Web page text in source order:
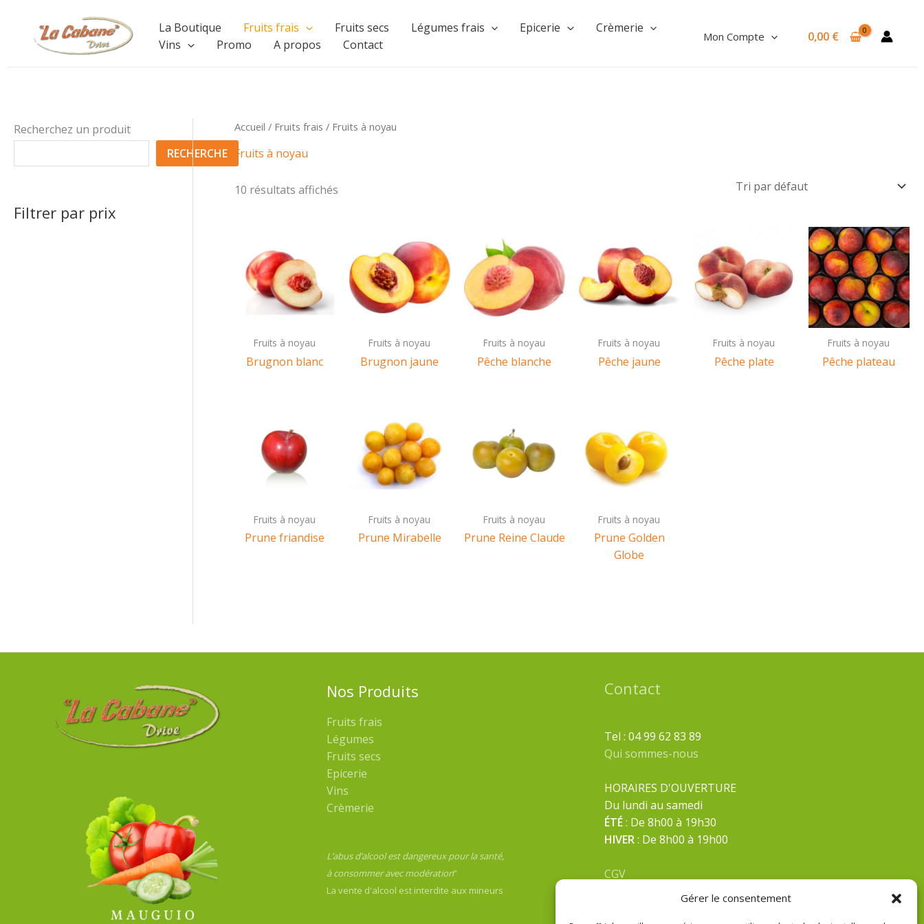
Gérer le consentement
contenu
La Boutique Fruits frais Fruits secs Légumes frais Epicerie
Crèmerie
Vins
Promo A propos Contact
Mon Compte 0,00 €
Recherchez un produit
RECHERCHE
Filtrer par prix
Accueil / Fruits frais / Fruits à noyau
Fruits à noyau
10 résultats affichés
Fruits à noyau
Brugnon blanc
Fruits à noyau
Brugnon jaune
Fruits à noyau
Pêche blanche
Fruits à noyau
Pêche jaune
Fruits à noyau
Pêche plate
Fruits à noyau
Pêche plateau
Fruits à noyau
Prune friandise
Fruits à noyau
Prune Mirabelle
Fruits à noyau
Prune Reine Claude
Fruits à noyau
Prune Golden
Globe
Nos Produits
Fruits frais
Légumes
Fruits secs
Epicerie
Vins
Crèmerie
L’abus d’alcool est dangereux pour la santé,
à consommer avec modération”
La vente d'alcool est interdite aux mineurs
Contact
Tel : 04 99 62 83 89
Qui sommes-nous
HORAIRES D'OUVERTURE
Du lundi au samedi
ÉTÉ: De 8h00 à 19h30
HIVER: De 8h00 à 19h00
CGV
Mentions Légales